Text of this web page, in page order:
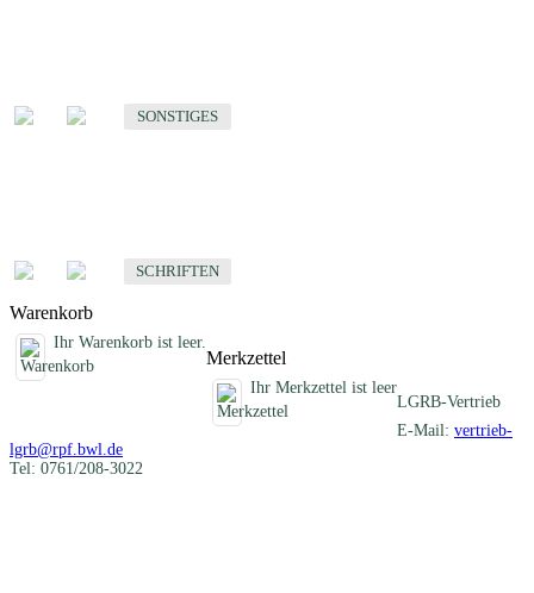
SONSTIGES
SCHRIFTEN
Warenkorb
Ihr Warenkorb ist leer.
Merkzettel
Ihr Merkzettel ist leer
LGRB-Vertrieb
E-Mail: vertrieb-
lgrb@rpf.bwl.de
Tel: 0761/208-3022